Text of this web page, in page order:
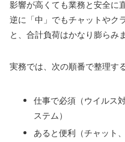
影響が高くても業務と安全に
逆に「中」でもチャットやク
と、合計負荷はかなり膨らみ
実務では、次の順番で整理す
仕事で必須（ウイルス
ステム）
あると便利（チャット